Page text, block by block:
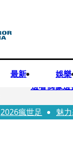
最新 娛樂
快訊
邊看偶像
快訊
代誌大條
2026瘋世足 魅